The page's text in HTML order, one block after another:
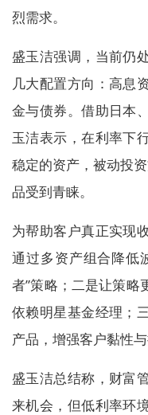
烈需求。
盛玉洁强调，当前仍
几大配置方向：高息
金与债券。借助日本
玉洁表示，在利率下
稳定的资产，被动投
品受到青睐。
为帮助客户真正实现
通过多资产组合降低
者”策略；二是让策略
依赖明星基金经理；
产品，增强客户黏性与
盛玉洁总结称，财富
来机会，但低利率环